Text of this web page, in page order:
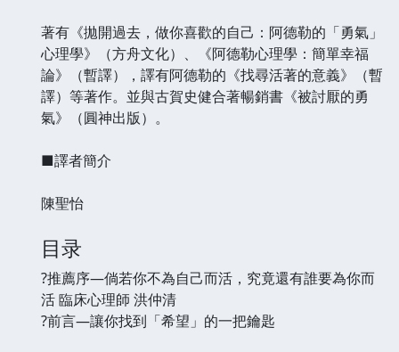
著有《拋開過去，做你喜歡的自己：阿德勒的「勇氣」
心理學》（方舟文化）、《阿德勒心理學：簡單幸福
論》（暫譯），譯有阿德勒的《找尋活著的意義》（暫
譯）等著作。並與古賀史健合著暢銷書《被討厭的勇
氣》（圓神出版）。
■譯者簡介
陳聖怡
目录
?推薦序—倘若你不為自己而活，究竟還有誰要為你而
活 臨床心理師 洪仲清
?前言—讓你找到「希望」的一把鑰匙